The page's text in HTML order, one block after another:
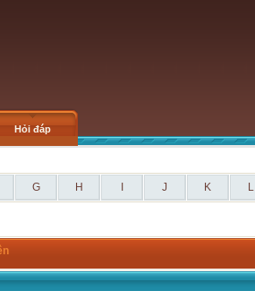
Hỏi đáp
G H J K L